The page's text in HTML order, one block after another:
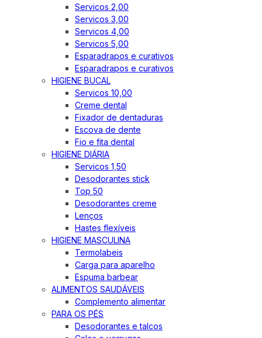
Servicos 2,00
Servicos 3,00
Servicos 4,00
Servicos 5,00
Esparadrapos e curativos
Esparadrapos e curativos
HIGIENE BUCAL
Servicos 10,00
Creme dental
Fixador de dentaduras
Escova de dente
Fio e fita dental
HIGIENE DIÁRIA
Servicos 1,50
Desodorantes stick
Top 50
Desodorantes creme
Lenços
Hastes flexíveis
HIGIENE MASCULINA
Termolabeis
Carga para aparelho
Espuma barbear
ALIMENTOS SAUDÁVEIS
Complemento alimentar
PARA OS PÉS
Desodorantes e talcos